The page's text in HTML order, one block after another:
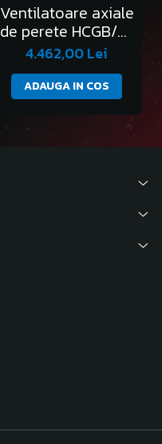
Ventilatoare axiale
de perete HCGB/2-
315/L
4.462,00 Lei
ADAUGA IN COS